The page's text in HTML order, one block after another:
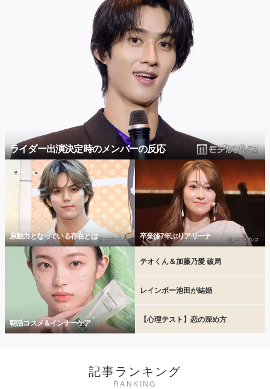
ライダー出演決定時のメンバーの反応
原動力となっている存在とは 卒業後7年ぶりアリーナ
朝活コスメ＆インナーケア
テオくん＆加藤乃愛 破局
レインボー池田が結婚
【心理テスト】恋の深め方
記事ランキング
RANKING